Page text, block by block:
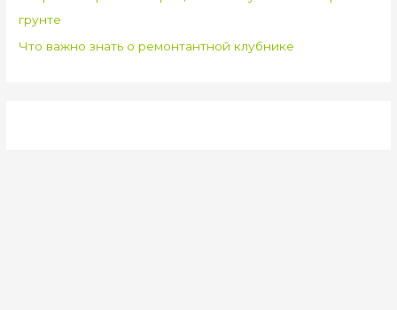
грунте
Что важно знать о ремонтантной клубнике